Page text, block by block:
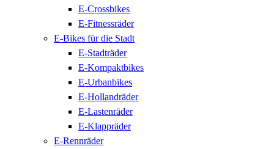
E-Crossbikes
E-Fitnessräder
E-Bikes für die Stadt
E-Stadträder
E-Kompaktbikes
E-Urbanbikes
E-Hollandräder
E-Lastenräder
E-Klappräder
E-Rennräder